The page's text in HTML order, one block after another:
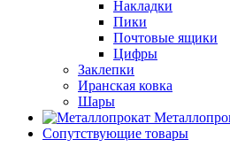
Накладки
Пики
Почтовые ящики
Цифры
Заклепки
Иранская ковка
Шары
Сопутствующие товары